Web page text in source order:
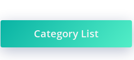
Category List